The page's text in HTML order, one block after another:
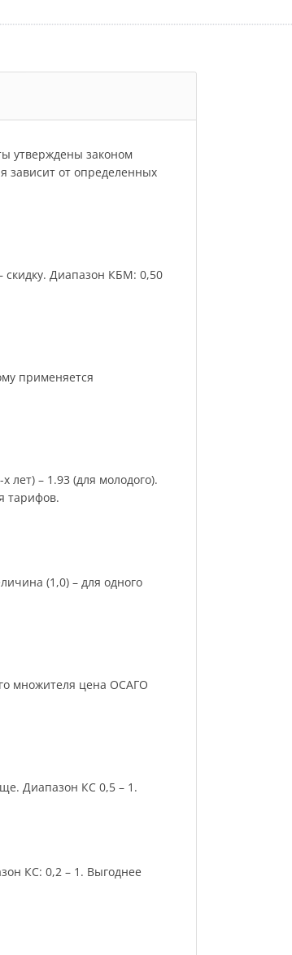
утверждены законом
зависит от определенных
Диапазон КБМ: 0,50
применяется
– 1.93 (для молодого).
тарифов.
(1,0) – для одного
множителя цена ОСАГО
Диапазон КС 0,5 – 1.
КС: 0,2 – 1. Выгоднее